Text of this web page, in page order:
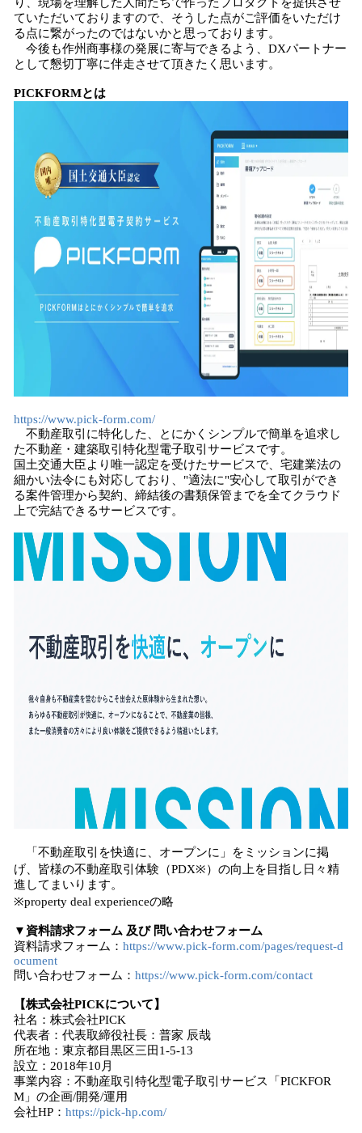
ていただいておりますので、そうした点がご評価をいただけ
る点に繋がったのではないかと思っております。
今後も作州商事様の発展に寄与できるよう、DXパートナー
として懇切丁寧に伴走させて頂きたく思います。
PICKFORMとは
https://www.pick-form.com/
不動産取引に特化した、とにかくシンプルで簡単を追求し
た不動産・建築取引特化型電子取引サービスです。
国土交通大臣より唯一認定を受けたサービスで、宅建業法の
細かい法令にも対応しており、"適法に"安心して取引ができ
る案件管理から契約、締結後の書類保管までを全てクラウド
上で完結できるサービスです。
「不動産取引を快適に、オープンに」をミッションに掲
げ、皆様の不動産取引体験（PDX※）の向上を目指し日々精
進してまいります。
※property deal experienceの略
▼資料請求フォーム 及び 問い合わせフォーム
資料請求フォーム： https://www.pick-form.com/pages/request-d
ocument
問い合わせフォーム： https://www.pick-form.com/contact
【株式会社PICKについて】
社名：株式会社PICK
代表者：代表取締役社長：普家 辰哉
所在地：東京都目黒区三田1-5-13
設立：2018年10月
事業内容：不動産取引特化型電子取引サービス「PICKFOR
M」の企画/開発/運用
会社HP： https://pick-hp.com/